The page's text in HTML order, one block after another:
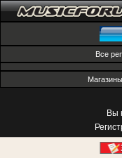
Все
Вы